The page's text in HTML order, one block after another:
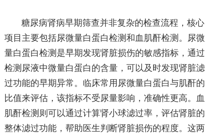
糖尿病肾病早期筛查并非复杂的检查流程，核心
项目主要包括尿微量白蛋白检测和血肌酐检测。尿微
量白蛋白检测是早期发现肾脏损伤的敏感指标，通过
检测尿液中微量白蛋白的含量，可以及时发现肾脏滤
过功能的早期异常。临床常用尿微量白蛋白与肌酐的
比值来评估，该指标不受尿量影响，准确性更高。血
肌酐检测则可以通过计算肾小球滤过率，评估肾脏的
整体滤过功能，帮助医生判断肾脏损伤的程度。这两